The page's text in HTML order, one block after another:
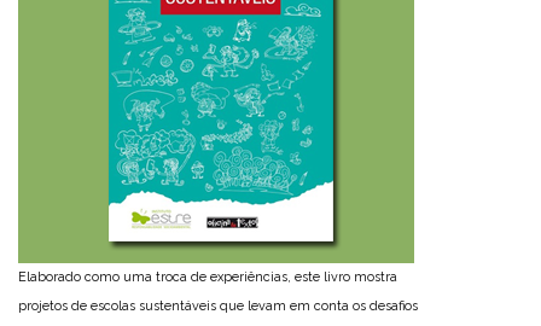
Elaborado como uma troca de experiências, este livro mostra
projetos de escolas sustentáveis que levam em conta os desafios